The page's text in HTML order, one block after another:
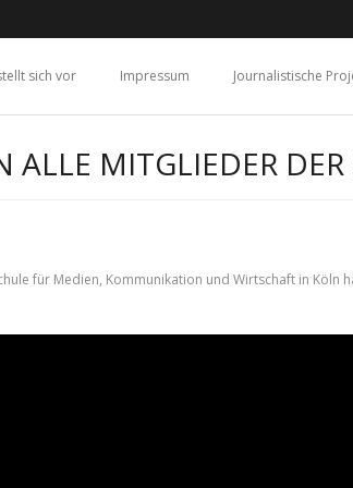
sich vor Impressum Journalistische
MITGLIEDER DER
für Medien, Kommunikation und Wirtschaft in Köln